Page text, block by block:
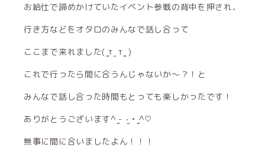
お給仕で諦めかけていたイベント参戦の背中を押され、
行き方などをオタロのみんなで話し合って
ここまで来れました( ̳т ̫ т ̳ )
これで行ったら間に合うんじゃないか〜？！と
みんなで話し合った時間もとっても楽しかったです！
ありがとうございます^ ̳- ‧̫ • ̳^♡
無事に間に合いましたよん！！！